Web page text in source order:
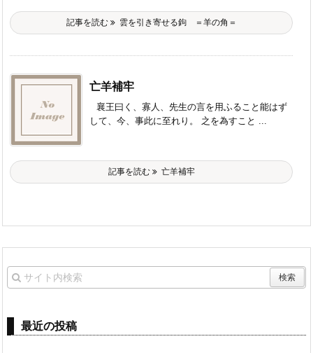
記事を読む 雲を引き寄せる鉤 ＝羊の角＝
亡羊補牢
襄王曰く、寡人、先生の言を用ふること能はず
して、今、事此に至れり。 之を為すこと ...
記事を読む 亡羊補牢
最近の投稿